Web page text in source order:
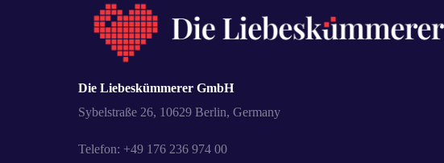
Die Liebeskümmerer GmbH
Sybelstraße 26, 10629 Berlin, Germany
Telefon: +49 176 236 974 00